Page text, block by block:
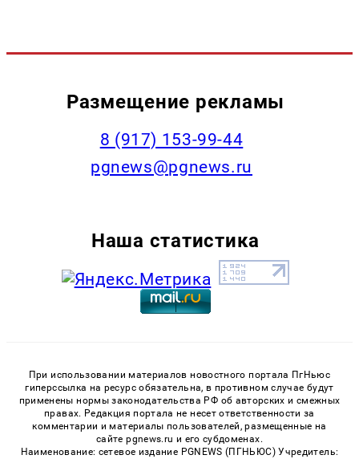
Размещение рекламы
‭8 (917) 153-99-44
pgnews@pgnews.ru
Наша статистика
При использовании материалов новостного портала ПгНьюс
гиперссылка на ресурс обязательна, в противном случае будут
применены нормы законодательства РФ об авторских и смежных
правах. Редакция портала не несет ответственности за
комментарии и материалы пользователей, размещенные на
сайте pgnews.ru и его субдоменах.
Наименование: сетевое издание PGNEWS (ПГНЬЮС) Учредитель: